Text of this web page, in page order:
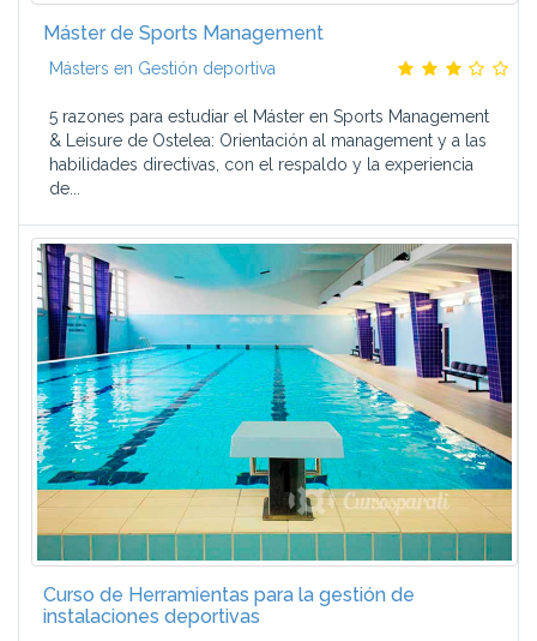
Máster de Sports Management
Másters en Gestión deportiva
5 razones para estudiar el Máster en Sports Management
& Leisure de Ostelea: Orientación al management y a las
habilidades directivas, con el respaldo y la experiencia
de...
Curso de Herramientas para la gestión de
instalaciones deportivas